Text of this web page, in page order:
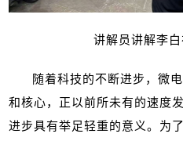
讲解员讲解李
随着科技的不断进步，微
和核心，正以前所未有的速度
进步具有举足轻重的意义。为